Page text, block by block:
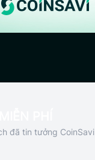
đã tin tưởng CoinSavi